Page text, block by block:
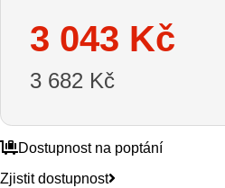
3 043 Kč
3 682 Kč
Dostupnost na poptání
Zjistit dostupnost